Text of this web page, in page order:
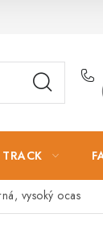
Podmínky
vysoký ocas